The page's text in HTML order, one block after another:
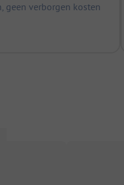
geen verborgen kosten